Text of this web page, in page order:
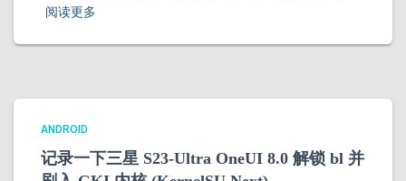
阅读更多
ANDROID
记录一下三星 S23-Ultra OneUI 8.0 解锁 bl 并